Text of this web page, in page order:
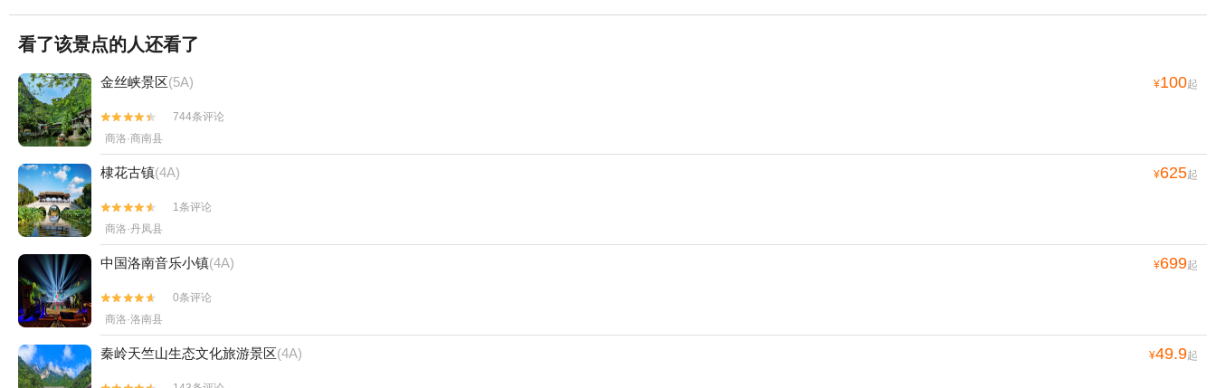
看了该景点的人还看了
金丝峡景区(5A) ¥100起


744条评论
商洛·商南县
棣花古镇(4A) ¥625起


1条评论
商洛·丹凤县
中国洛南音乐小镇(4A) ¥699起


0条评论
商洛·洛南县
秦岭天竺山生态文化旅游景区(4A) ¥49.9起